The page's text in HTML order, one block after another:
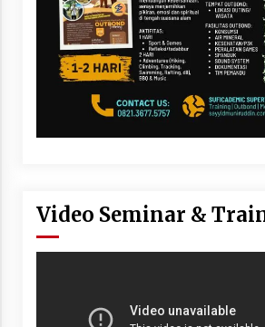
Video Seminar &